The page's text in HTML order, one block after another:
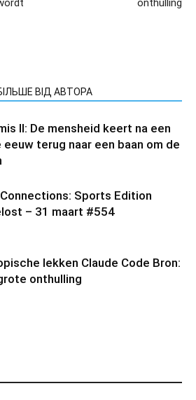
onthulling
ВІД АВТОРА
II: De mensheid keert na een
eeuw terug naar een baan om de
Sports Edition
– 31 maart #554
lekken Claude Code Bron:
onthulling